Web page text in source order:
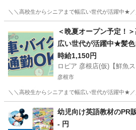
＼＼高校生からシニアまで幅広い世代が活躍中★
コンビニ
＜晩夏オープン予定！
広い世代が活躍中★髪
きる！ロピアの【鮮魚ス
時給1,150円
ロピア 彦根店(仮)【鮮魚
彦根市
＼＼高校生からシニアまで幅広い世代が活躍中★
滋賀 彦根市 コンビニ
幼児向け英語教材のPR
- 円